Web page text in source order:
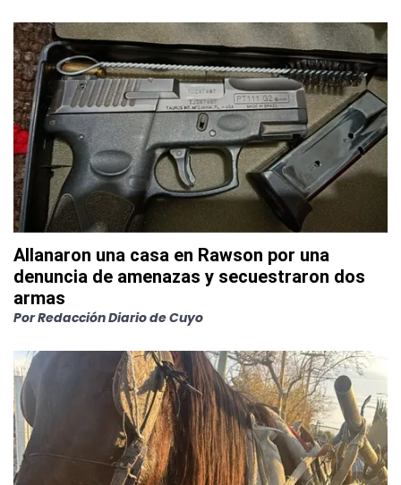
Allanaron una casa en Rawson por una
denuncia de amenazas y secuestraron dos
armas
PorRedacción Diario de Cuyo